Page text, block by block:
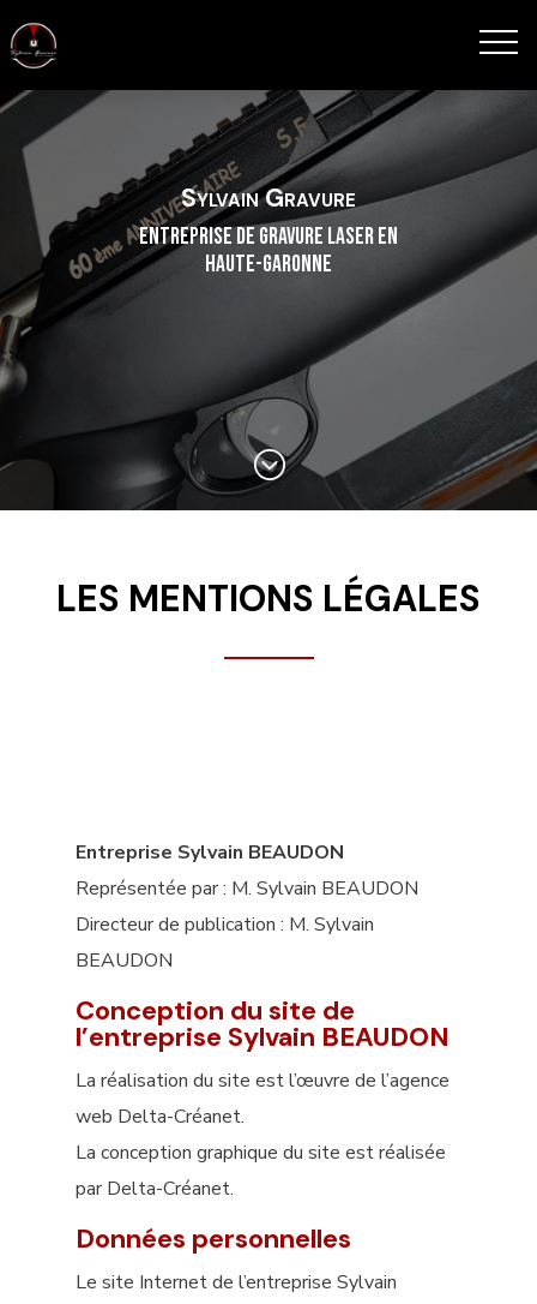
Sylvain Gravure
Entreprise de gravure laser en
Haute-Garonne
;
LES MENTIONS LÉGALES
Entreprise Sylvain BEAUDON
Représentée par : M. Sylvain BEAUDON
Directeur de publication : M. Sylvain
BEAUDON
Conception du site de
l’entreprise Sylvain BEAUDON
La réalisation du site est l’œuvre de l’agence
web Delta-Créanet.
La conception graphique du site est réalisée
par Delta-Créanet.
Données personnelles
Le site Internet de l’entreprise Sylvain